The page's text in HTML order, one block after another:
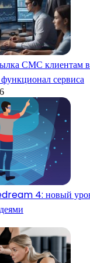
СМС клиентам
сервиса
4: новый